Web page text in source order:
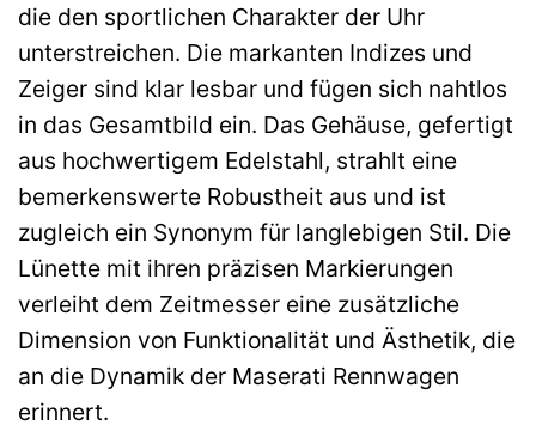
die den sportlichen Charakter der Uhr
unterstreichen. Die markanten Indizes und
Zeiger sind klar lesbar und fügen sich nahtlos
in das Gesamtbild ein. Das Gehäuse, gefertigt
aus hochwertigem Edelstahl, strahlt eine
bemerkenswerte Robustheit aus und ist
zugleich ein Synonym für langlebigen Stil. Die
Lünette mit ihren präzisen Markierungen
verleiht dem Zeitmesser eine zusätzliche
Dimension von Funktionalität und Ästhetik, die
an die Dynamik der Maserati Rennwagen
erinnert.